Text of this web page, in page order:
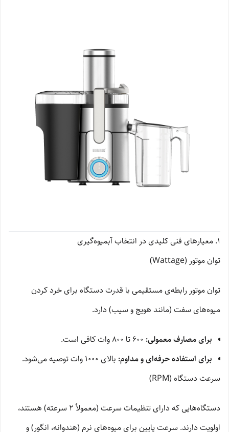
۱. معیارهای فنی کلیدی در انتخاب آبمیوه‌گیری
توان موتور (Wattage)
توان موتور رابطه‌ی مستقیمی با قدرت دستگاه برای خرد کردن
میوه‌های سفت (مانند هویج و سیب) دارد.
برای مصارف معمولی:
برای استفاده حرفه‌ای و مداوم: بالای ۱۰۰۰ وات توصیه می‌شود.
سرعت دستگاه (RPM)
دستگاه‌هایی که دارای تنظیمات سرعت (معمولاً ۲ سرعته) هستند،
اولویت دارند. سرعت پایین برای میوه‌های نرم (هندوانه، انگور) و